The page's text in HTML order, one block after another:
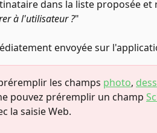
dans la liste proposée et
à l'utilisateur ?"
envoyée sur
les champs photo,
pouvez préremplir un champ
la saisie Web.